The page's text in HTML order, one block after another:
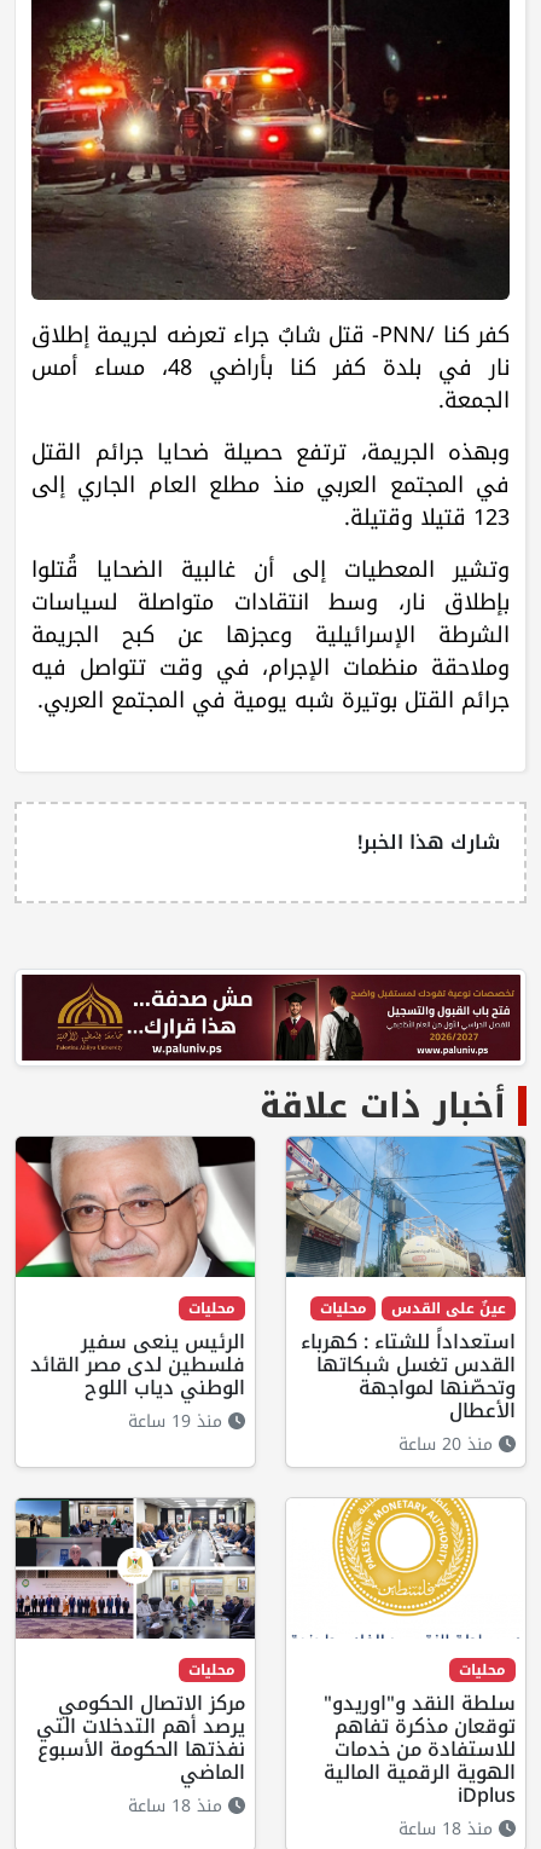
كفر كنا /PNN- قتل شابٌ جراء تعرضه لجريمة إطلاق
نار في بلدة كفر كنا بأراضي 48، مساء أمس
الجمعة.
وبهذه الجريمة، ترتفع حصيلة ضحايا جرائم القتل
في المجتمع العربي منذ مطلع العام الجاري إلى
123 قتيلا وقتيلة.
وتشير المعطيات إلى أن غالبية الضحايا قُتلوا
بإطلاق نار، وسط انتقادات متواصلة لسياسات
الشرطة الإسرائيلية وعجزها عن كبح الجريمة
وملاحقة منظمات الإجرام، في وقت تتواصل فيه
جرائم القتل بوتيرة شبه يومية في المجتمع العربي.
شارك هذا الخبر!
أخبار ذات علاقة
عينٌ على القدس محليات
استعداداً للشتاء : كهرباء
القدس تغسل شبكاتها
وتحصّنها لمواجهة
الأعطال
منذ 20 ساعة
محليات
الرئيس ينعى سفير
فلسطين لدى مصر القائد
الوطني دياب اللوح
منذ 19 ساعة
محليات
سلطة النقد و"اوريدو"
توقعان مذكرة تفاهم
للاستفادة من خدمات
الهوية الرقمية المالية
iDplus
منذ 18 ساعة
محليات
مركز الاتصال الحكومي
يرصد أهم التدخلات التي
نفذتها الحكومة الأسبوع
الماضي
منذ 18 ساعة